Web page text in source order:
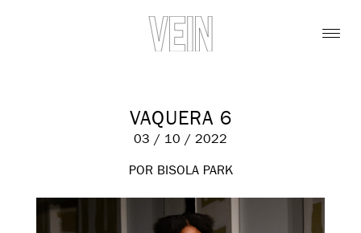
VAQUERA 6
03 / 10 / 2022
POR BISOLA PARK